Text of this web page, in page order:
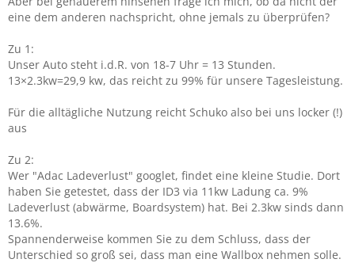
eine dem anderen nachspricht, ohne jemals zu überprüfen?
Zu 1:
Unser Auto steht i.d.R. von 18-7 Uhr = 13 Stunden.
13×2.3kw=29,9 kw, das reicht zu 99% für unsere Tagesleistung.
Für die alltägliche Nutzung reicht Schuko also bei uns locker (!)
aus
Zu 2:
Wer "Adac Ladeverlust" googlet, findet eine kleine Studie. Dort
haben Sie getestet, dass der ID3 via 11kw Ladung ca. 9%
Ladeverlust (abwärme, Boardsystem) hat. Bei 2.3kw sinds dann
13.6%.
Spannenderweise kommen Sie zu dem Schluss, dass der
Unterschied so groß sei, dass man eine Wallbox nehmen solle.